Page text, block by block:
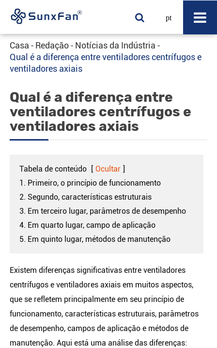
pt
Casa Redação
Notícias da Indústria
Qual é a diferença entre ventiladores centrífugos e
ventiladores axiais
Qual é a diferença entre
ventiladores centrífugos e
ventiladores axiais
Tabela de conteúdo [ Ocultar ]
1. Primeiro, o princípio de funcionamento
2. Segundo, características estruturais
3. Em terceiro lugar, parâmetros de desempenho
4. Em quarto lugar, campo de aplicação
5. Em quinto lugar, métodos de manutenção
Existem diferenças significativas entre ventiladores
centrífugos e ventiladores axiais em muitos aspectos,
que se refletem principalmente em seu princípio de
funcionamento, características estruturais, parâmetros
de desempenho, campos de aplicação e métodos de
manutenção. Aqui está uma análise das diferenças: